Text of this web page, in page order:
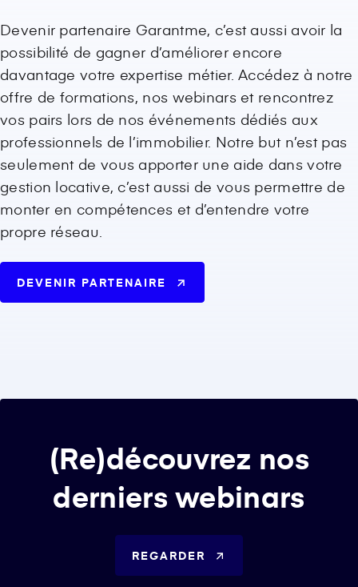
Devenir partenaire Garantme, c’est aussi avoir la
possibilité de gagner d’améliorer encore
davantage votre expertise métier. Accédez à notre
offre de formations, nos webinars et rencontrez
vos pairs lors de nos événements dédiés aux
professionnels de l’immobilier. Notre but n’est pas
seulement de vous apporter une aide dans votre
gestion locative, c’est aussi de vous permettre de
monter en compétences et d’entendre votre
propre réseau.
DEVENIR PARTENAIRE
(Re)découvrez nos
derniers webinars
REGARDER